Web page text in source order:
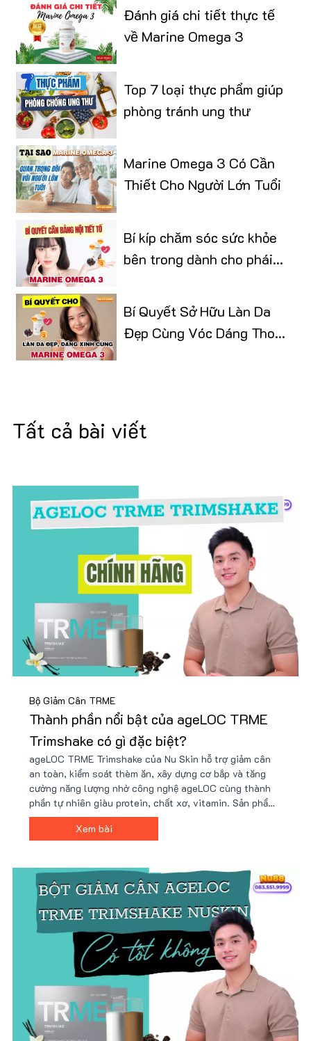
Đánh giá chi tiết thực tế
về Marine Omega 3
Top 7 loại thực phẩm giúp
phòng tránh ung thư
Marine Omega 3 Có Cần
Thiết Cho Người Lớn Tuổi
Bí kíp chăm sóc sức khỏe
bên trong dành cho phái
Bí Quyết Sở Hữu Làn Da
Đẹp Cùng Vóc Dáng Thon
Tất cả bài viết
Bộ Giảm Cân TRME
Thành phần nổi bật của ageLOC TRME
Trimshake có gì đặc biệt?
ageLOC TRME Trimshake của Nu Skin hỗ trợ giảm cân
an toàn, kiểm soát thèm ăn, xây dựng cơ bắp và tăng
cường năng lượng nhờ công nghệ ageLOC cùng thành
phần tự nhiên giàu protein, chất xơ, vitamin. Sản phẩm
tiện lợi, dễ sử dụng, phù hợp lối sống bận rộn và mục
tiêu sức khỏe. Giá ưu đãi tại Nu88!
Xem bài